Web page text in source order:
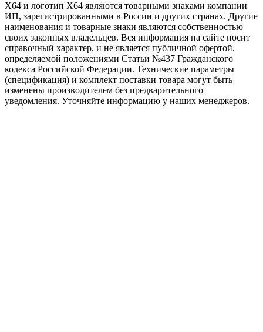
X64 и логотип X64 являются товарными знаками компании
ИП, зарегистрированными в России и других странах. Другие
наименования и товарные знаки являются собственностью
своих законных владельцев. Вся информация на сайте носит
справочный характер, и не является публичной офертой,
определяемой положениями Статьи №437 Гражданского
кодекса Российской Федерации. Технические параметры
(спецификация) и комплект поставки товара могут быть
изменены производителем без предварительного
уведомления. Уточняйте информацию у наших менеджеров.